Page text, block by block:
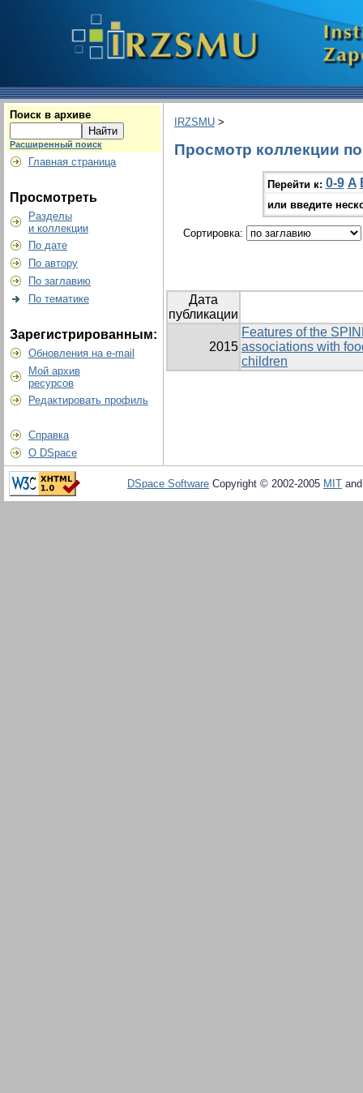
Поиск в архиве
Расширенный поиск
Главная страница
Просмотреть
Разделы
и коллекции
По дате
По автору
По заглавию
По тематике
Зарегистрированным:
Обновления на e-mail
Мой архив
ресурсов
Редактировать профиль
Справка
О DSpace
IRZSMU >
Просмотр коллекции
Перейти к: 0-9 A
или введите
Сортировка:
Дата
публикации
2015
Features of the
associations with
children
DSpace Software Copyright © 2002-2005 MIT